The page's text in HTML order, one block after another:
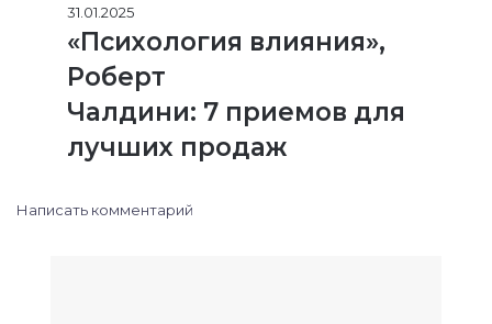
31.01.2025
«Психология влияния»,
Роберт
Чалдини: 7 приемов для
лучших продаж
Написать комментарий